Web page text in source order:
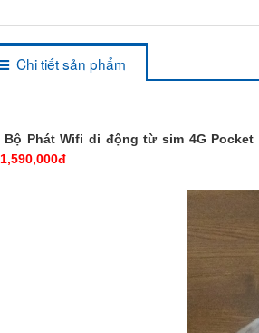
Chi tiết sản phẩm
Bộ Phát Wifi di động từ sim 4G
1,590,000đ